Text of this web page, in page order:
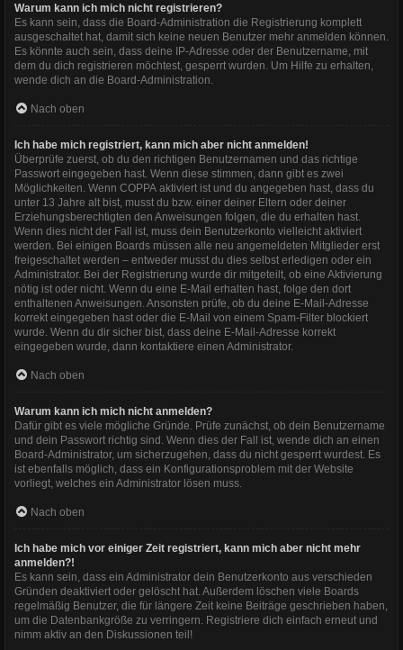
Warum kann ich mich nicht registrieren?
Es kann sein, dass die Board-Administration die Registrierung komplett
ausgeschaltet hat, damit sich keine neuen Benutzer mehr anmelden können.
Es könnte auch sein, dass deine IP-Adresse oder der Benutzername, mit
dem du dich registrieren möchtest, gesperrt wurden. Um Hilfe zu erhalten,
wende dich an die Board-Administration.
Nach oben
Ich habe mich registriert, kann mich aber nicht anmelden!
Überprüfe zuerst, ob du den richtigen Benutzernamen und das richtige
Passwort eingegeben hast. Wenn diese stimmen, dann gibt es zwei
Möglichkeiten. Wenn COPPA aktiviert ist und du angegeben hast, dass du
unter 13 Jahre alt bist, musst du bzw. einer deiner Eltern oder deiner
Erziehungsberechtigten den Anweisungen folgen, die du erhalten hast.
Wenn dies nicht der Fall ist, muss dein Benutzerkonto vielleicht aktiviert
werden. Bei einigen Boards müssen alle neu angemeldeten Mitglieder erst
freigeschaltet werden – entweder musst du dies selbst erledigen oder ein
Administrator. Bei der Registrierung wurde dir mitgeteilt, ob eine Aktivierung
nötig ist oder nicht. Wenn du eine E-Mail erhalten hast, folge den dort
enthaltenen Anweisungen. Ansonsten prüfe, ob du deine E-Mail-Adresse
korrekt eingegeben hast oder die E-Mail von einem Spam-Filter blockiert
wurde. Wenn du dir sicher bist, dass deine E-Mail-Adresse korrekt
eingegeben wurde, dann kontaktiere einen Administrator.
Nach oben
Warum kann ich mich nicht anmelden?
Dafür gibt es viele mögliche Gründe. Prüfe zunächst, ob dein Benutzername
und dein Passwort richtig sind. Wenn dies der Fall ist, wende dich an einen
Board-Administrator, um sicherzugehen, dass du nicht gesperrt wurdest. Es
ist ebenfalls möglich, dass ein Konfigurationsproblem mit der Website
vorliegt, welches ein Administrator lösen muss.
Nach oben
Ich habe mich vor einiger Zeit registriert, kann mich aber nicht mehr
anmelden?!
Es kann sein, dass ein Administrator dein Benutzerkonto aus verschieden
Gründen deaktiviert oder gelöscht hat. Außerdem löschen viele Boards
regelmäßig Benutzer, die für längere Zeit keine Beiträge geschrieben haben,
um die Datenbankgröße zu verringern. Registriere dich einfach erneut und
nimm aktiv an den Diskussionen teil!